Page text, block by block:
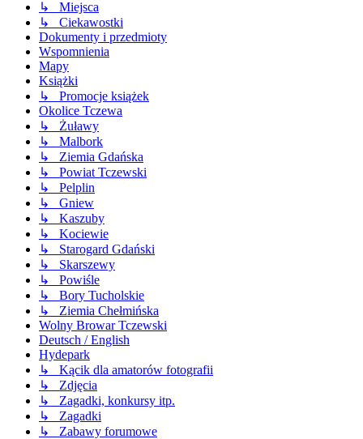
↳ Miejsca
↳ Ciekawostki
Dokumenty i przedmioty
Wspomnienia
Mapy
Książki
↳ Promocje książek
Okolice Tczewa
↳ Żuławy
↳ Malbork
↳ Ziemia Gdańska
↳ Powiat Tczewski
↳ Pelplin
↳ Gniew
↳ Kaszuby
↳ Kociewie
↳ Starogard Gdański
↳ Skarszewy
↳ Powiśle
↳ Bory Tucholskie
↳ Ziemia Chełmińska
Wolny Browar Tczewski
Deutsch / English
Hydepark
↳ Kącik dla amatorów fotografii
↳ Zdjęcia
↳ Zagadki, konkursy itp.
↳ Zagadki
↳ Zabawy forumowe